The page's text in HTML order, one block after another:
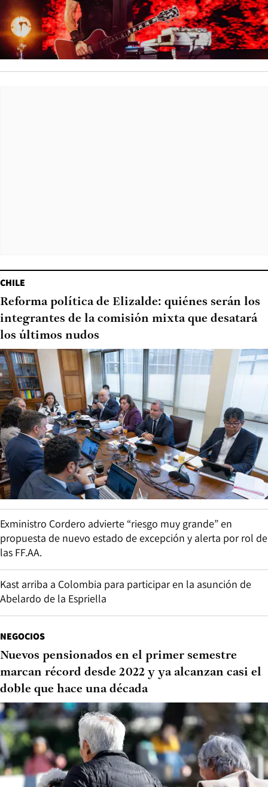
CHILE
Reforma política de Elizalde: quiénes serán los
integrantes de la comisión mixta que desatará
los últimos nudos
Exministro Cordero advierte “riesgo muy grande” en
propuesta de nuevo estado de excepción y alerta por rol de
las FF.AA.
Kast arriba a Colombia para participar en la asunción de
Abelardo de la Espriella
NEGOCIOS
Nuevos pensionados en el primer semestre
marcan récord desde 2022 y ya alcanzan casi el
doble que hace una década